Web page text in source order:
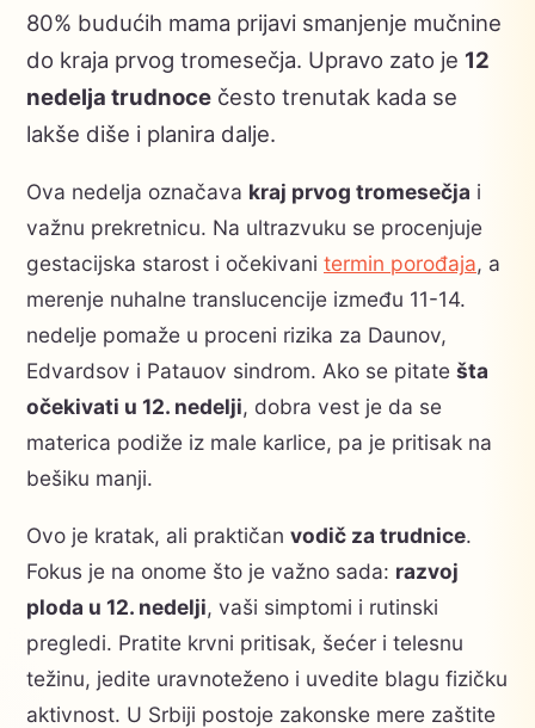
80% budućih mama prijavi smanjenje mučnine
do kraja prvog tromesečja. Upravo zato je 12
nedelja trudnoce često trenutak kada se
lakše diše i planira dalje.
Ova nedelja označava kraj prvog tromesečja i
važnu prekretnicu. Na ultrazvuku se procenjuje
gestacijska starost i očekivani termin porođaja, a
merenje nuhalne translucencije između 11-14.
nedelje pomaže u proceni rizika za Daunov,
Edvardsov i Patauov sindrom. Ako se pitate šta
očekivati u 12. nedelji, dobra vest je da se
materica podiže iz male karlice, pa je pritisak na
bešiku manji.
Ovo je kratak, ali praktičan vodič za trudnice.
Fokus je na onome što je važno sada: razvoj
ploda u 12. nedelji, vaši simptomi i rutinski
pregledi. Pratite krvni pritisak, šećer i telesnu
težinu, jedite uravnoteženo i uvedite blagu fizičku
aktivnost. U Srbiji postoje zakonske mere zaštite